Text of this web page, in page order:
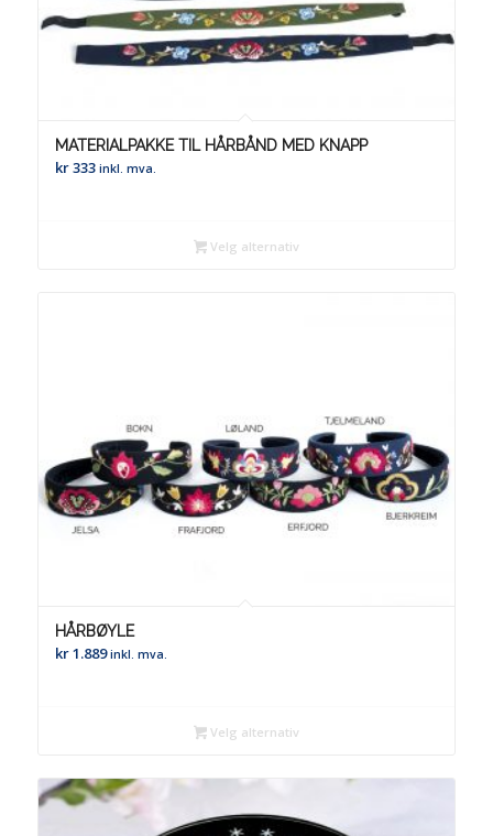
MATERIALPAKKE TIL HÅRBÅND MED KNAPP
kr333 inkl. mva.
Velg alternativ
HÅRBØYLE
kr1.889 inkl. mva.
Velg alternativ